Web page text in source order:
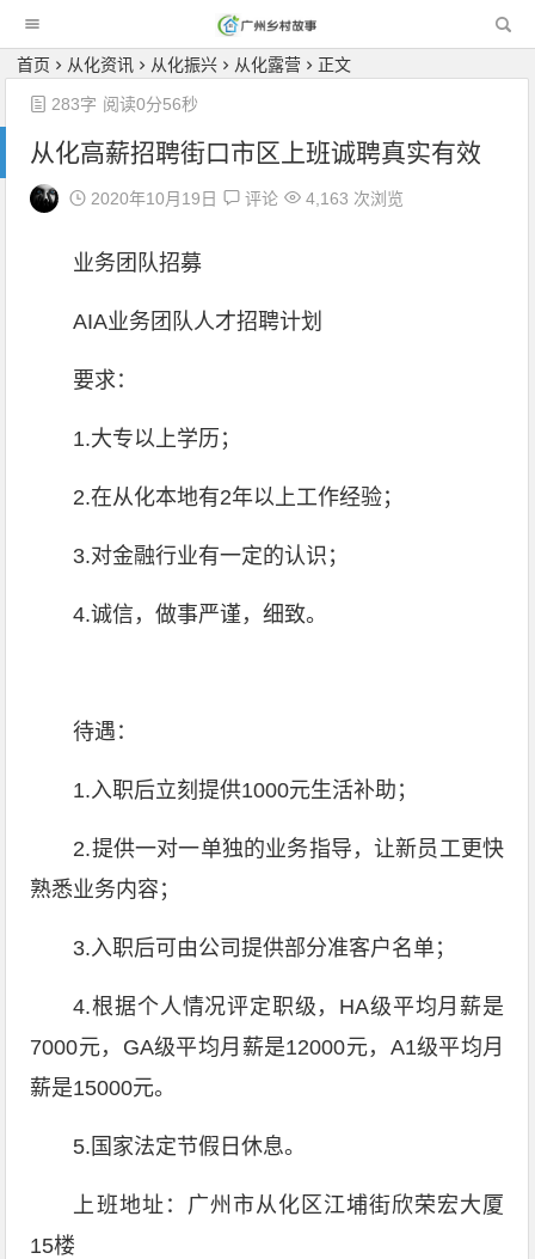
首页 从化资讯 从化振兴 从化露营 正文
从化高薪招聘街口市区上班诚聘真实有效
2020年10月19日 评论 4,163 次浏览
283字 阅读0分56秒
业务团队招募
AIA业务团队人才招聘计划
要求：
1.大专以上学历；
2.在从化本地有2年以上工作经验；
3.对金融行业有一定的认识；
4.诚信，做事严谨，细致。
待遇：
1.入职后立刻提供1000元生活补助；
2.提供一对一单独的业务指导，让新员工更快
熟悉业务内容；
3.入职后可由公司提供部分准客户名单；
4.根据个人情况评定职级，HA级平均月薪是
7000元，GA级平均月薪是12000元，A1级平均月
薪是15000元。
5.国家法定节假日休息。
上班地址：广州市从化区江埔街欣荣宏大厦
15楼